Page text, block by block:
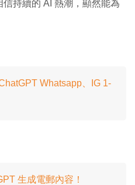
持續的 AI 熱潮，顯然能為
Whatsapp、IG 1-
生成電郵內容！